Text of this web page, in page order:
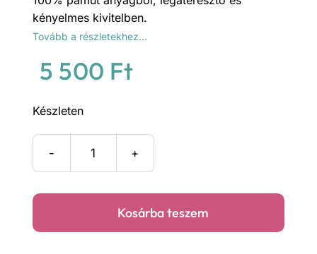
kényelmes kivitelben.
Tovább a részletekhez…
5 500 Ft
Készleten
Focista
párnaKosárba teszem